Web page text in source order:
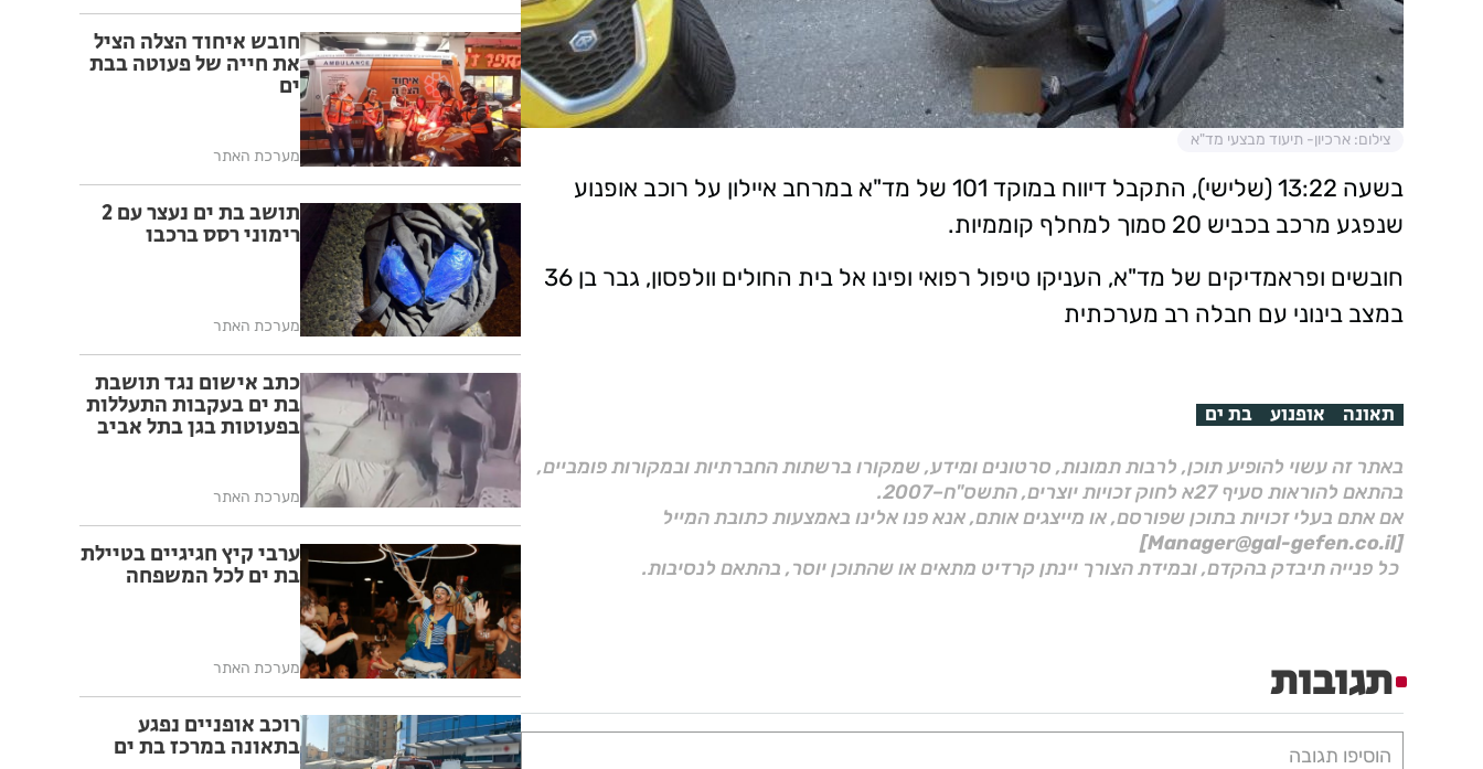
צילום: ארכיון- תיעוד מבצעי מד"א
בשעה 13:22 (שלישי), התקבל דיווח במוקד 101 של מד"א במרחב איילון על רוכב אופנוע
שנפגע מרכב בכביש 20 סמוך למחלף קוממיות.
חובשים ופראמדיקים של מד"א, העניקו טיפול רפואי ופינו אל בית החולים וולפסון, גבר בן 36
במצב בינוני עם חבלה רב מערכתית
תאונה אופנוע בת ים
באתר זה עשוי להופיע תוכן, לרבות תמונות, סרטונים ומידע, שמקורו ברשתות החברתיות ובמקורות פומביים,
בהתאם להוראות סעיף 27א לחוק זכויות יוצרים, התשס"ח–2007.
אם אתם בעלי זכויות בתוכן שפורסם, או מייצגים אותם, אנא פנו אלינו באמצעות כתובת המייל
[Manager@gal-gefen.co.il]
כל פנייה תיבדק בהקדם, ובמידת הצורך יינתן קרדיט מתאים או שהתוכן יוסר, בהתאם לנסיבות.
תגובות
הוסיפו תגובה
חובש איחוד הצלה הציל
את חייה של פעוטה בבת
ים
מערכת האתר
תושב בת ים נעצר עם 2
רימוני רסס ברכבו
מערכת האתר
כתב אישום נגד תושבת
בת ים בעקבות התעללות
בפעוטות בגן בתל אביב
מערכת האתר
ערבי קיץ חגיגיים בטיילת
בת ים לכל המשפחה
מערכת האתר
רוכב אופניים נפגע
בתאונה במרכז בת ים